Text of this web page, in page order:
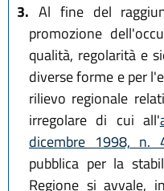
3. Al fine del
promozione
qualità, regolarità e
diverse forme e per
rilievo regionale
irregolare di cui all'
dicembre 1998, n.
pubblica per la
Regione si avvale,